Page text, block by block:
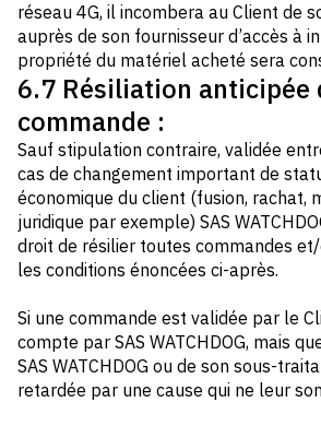
réseau 4G, il incombera au Client de
auprès de son fournisseur d’accès à
propriété du matériel acheté sera
6.7 Résiliation anticipée
commande :
Sauf stipulation contraire, validée
cas de changement important de
économique du client (fusion, rachat,
juridique par exemple) SAS
droit de résilier toutes commandes
les conditions énoncées ci-après.
Si une commande est validée par le
compte par SAS WATCHDOG, mais
SAS WATCHDOG ou de son sous-
retardée par une cause qui ne leur